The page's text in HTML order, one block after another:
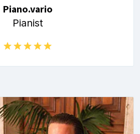
Piano.vario
Pianist